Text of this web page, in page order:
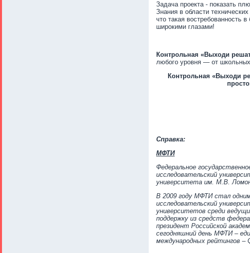
Задача проекта - показать
Знания в области
что такая востребованность
широкими глазами!
Контрольная «Выходи
любого уровня — от
Контрольная «Выходи
Справка:
МФТИ
Федеральное
исследовательский
университета им. М.В.
В 2009 году МФТИ стал
исследовательский
университетов среди
поддержку из средств
президент Российской
сегодняшний день МФТИ –
международных рейтингов –